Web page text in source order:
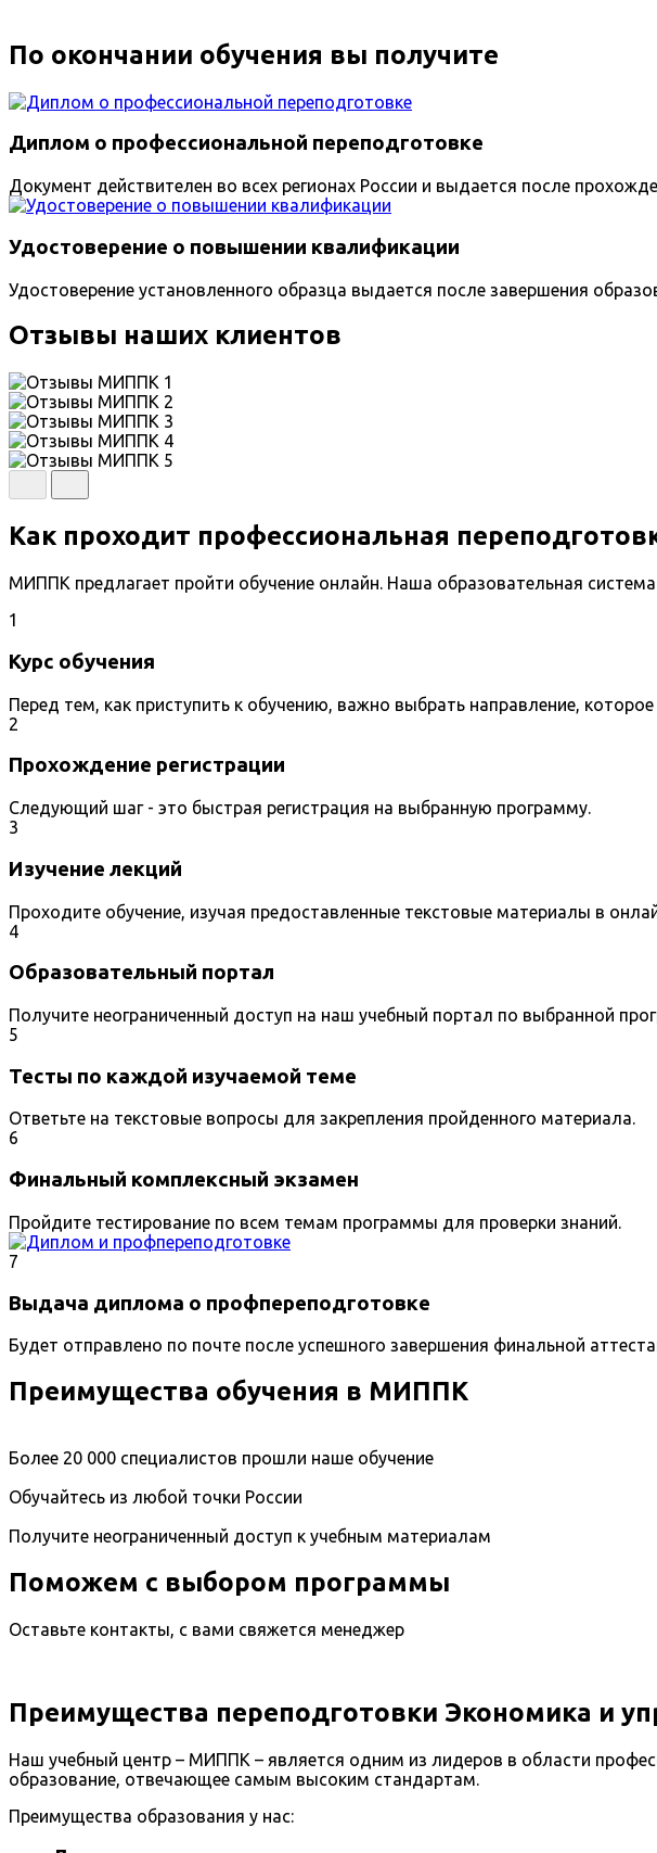
По окончании обучения вы получите
Диплом о профессиональной переподготовке
Документ действителен во всех регионах России и выдается после
Удостоверение о повышении квалификации
Удостоверение установленного образца выдается после завершения
Отзывы наших клиентов
Как проходит профессиональная
МИППК предлагает пройти обучение онлайн. Наша образовательная
1
Курс обучения
Перед тем, как приступить к обучению, важно выбрать направление,
2
Прохождение регистрации
Следующий шаг - это быстрая регистрация на выбранную программу.
3
Изучение лекций
Проходите обучение, изучая предоставленные текстовые материалы в
4
Образовательный портал
Получите неограниченный доступ на наш учебный портал по выбранной
5
Тесты по каждой изучаемой теме
Ответьте на текстовые вопросы для закрепления пройденного материала.
6
Финальный комплексный экзамен
Пройдите тестирование по всем темам программы для проверки знаний.
7
Выдача диплома о профпереподготовке
Будет отправлено по почте после успешного завершения финальной
Преимущества обучения в МИППК
Более 20 000 специалистов прошли наше обучение
Обучайтесь из любой точки России
Получите неограниченный доступ к учебным материалам
Поможем с выбором программы
Оставьте контакты, с вами свяжется менеджер
Преимущества переподготовки Экономика и
Наш учебный центр – МИППК – является одним из лидеров в области
образование, отвечающее самым высоким стандартам.
Преимущества образования у нас: